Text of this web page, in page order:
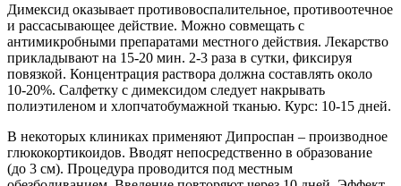
Димексид оказывает противовоспалительное, противоотечное
и рассасывающее действие. Можно совмещать с
антимикробными препаратами местного действия. Лекарство
прикладывают на 15-20 мин. 2-3 раза в сутки, фиксируя
повязкой. Концентрация раствора должна составлять около
10-20%. Салфетку с димексидом следует накрывать
полиэтиленом и хлопчатобумажной тканью. Курс: 10-15 дней.
В некоторых клиниках применяют Дипроспан – производное
глюкокортикоидов. Вводят непосредственно в образование
(до 3 см). Процедура проводится под местным